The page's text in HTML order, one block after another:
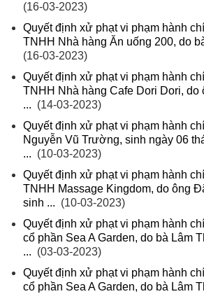
(16-03-2023)
Quyết định xử phạt vi phạm hành
TNHH Nhà hàng Ăn uống 200, do
(16-03-2023)
Quyết định xử phạt vi phạm hành
TNHH Nhà hàng Cafe Dori Dori, do
... (14-03-2023)
Quyết định xử phạt vi phạm hành
Nguyễn Vũ Trường, sinh ngày 06
... (10-03-2023)
Quyết định xử phạt vi phạm hành
TNHH Massage Kingdom, do ông
sinh ... (10-03-2023)
Quyết định xử phạt vi phạm hành
cổ phần Sea A Garden, do bà Lâm
... (03-03-2023)
Quyết định xử phạt vi phạm hành
cổ phần Sea A Garden, do bà Lâm